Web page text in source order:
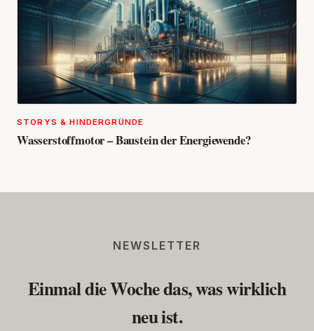
STORYS & HINDERGRÜNDE
Wasserstoffmotor – Baustein der Energiewende?
NEWSLETTER
Einmal die Woche das, was wirklich
neu ist.